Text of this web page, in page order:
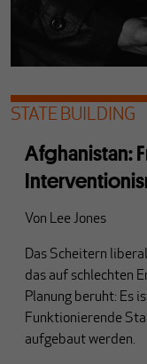
STATE BUILDING
Afghanistan:
Von Lee Jones
Das Scheitern
das auf schlechten
Planung beruht: Es
Funktionierende
aufgebaut werden.